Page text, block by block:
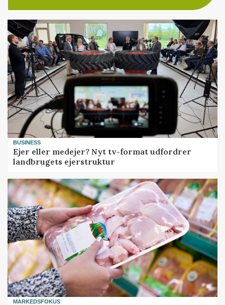
BUSINESS
Ejer eller medejer? Nyt tv-format udfordrer
landbrugets ejerstruktur
MARKEDSFOKUS